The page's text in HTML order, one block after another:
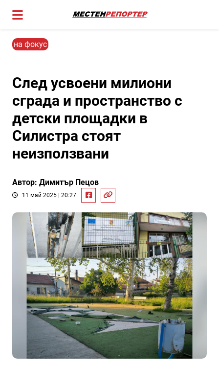
на фокус
След усвоени милиони
сграда и пространство с
детски площадки в
Силистра стоят
неизползвани
Автор: Димитър Пецов
11 май 2025 | 20:27